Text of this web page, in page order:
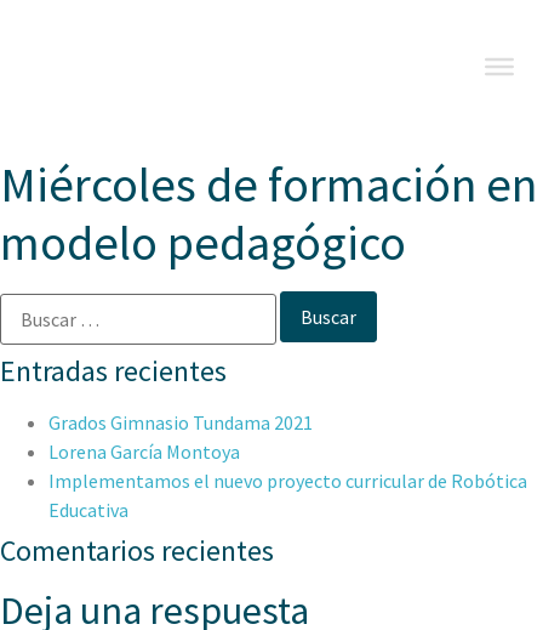
Miércoles de formación en
modelo pedagógico
Entradas recientes
Grados Gimnasio Tundama 2021
Lorena García Montoya
Implementamos el nuevo proyecto curricular de Robótica
Educativa
Comentarios recientes
Deja una respuesta